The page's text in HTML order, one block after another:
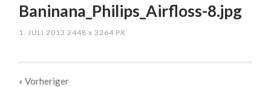
Baninana_Philips_Airfloss-8.jpg
1. JULI 2013 2448x 3264 PX
« Vorheriger